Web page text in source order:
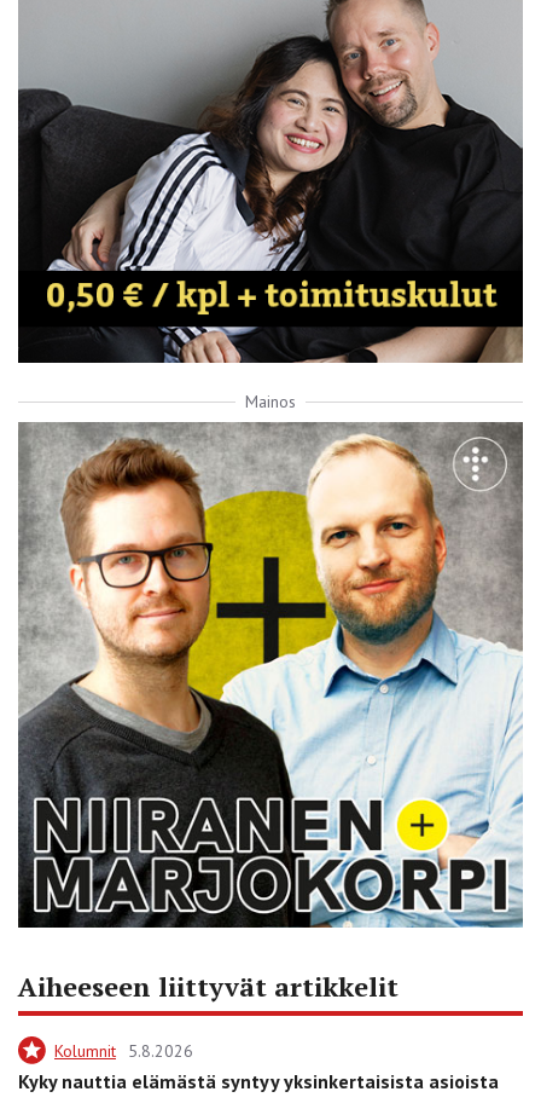
Mainos
Aiheeseen liittyvät artikkelit
Kolumnit 5.8.2026
Kyky nauttia elämästä syntyy yksinkertaisista asioista